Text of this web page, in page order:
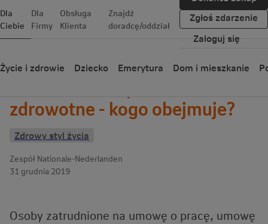
Dla
Ciebie
Dla
Firmy
Obsługa
Klienta
Znajdź
doradcę/oddział
Zgłoś zdarzenie
Zaloguj się
Życie i zdrowie Dziecko Emerytura Dom i mieszkanie
Wróć
zdrowotne - kogo obejmuje?
Zdrowy styl życia
Zespół Nationale-Nederlanden
31 grudnia 2019
Osoby zatrudnione na umowę o pracę, umowę